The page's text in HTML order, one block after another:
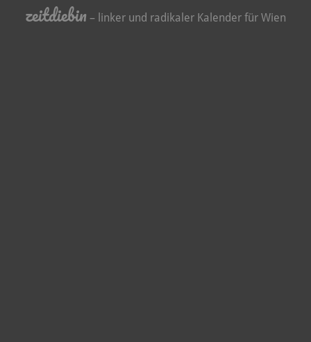
zeitdiebin – linker und radikaler Kalender für Wien